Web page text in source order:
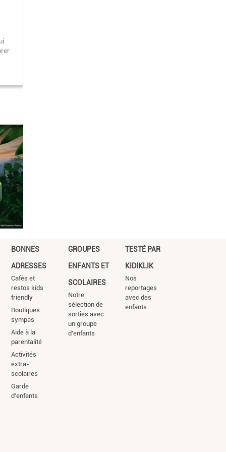
BONNES
ADRESSES
Cafés et
restos kids
friendly
Boutiques
sympas
Aide à la
parentalité
Activités
extra-
scolaires
Garde
d'enfants
GROUPES
ENFANTS ET
SCOLAIRES
Notre
sélection de
sorties avec
un groupe
d'enfants
TESTÉ PAR
KIDIKLIK
Nos
reportages
avec des
enfants